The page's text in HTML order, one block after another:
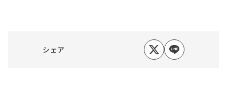
シェア